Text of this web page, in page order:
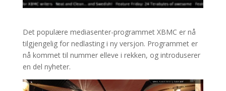
Det populære mediasenter-programmet XBMC er nå
tilgjengelig for nedlasting i ny versjon. Programmet er
nå kommet til nummer elleve i rekken, og introduserer
en del nyheter.